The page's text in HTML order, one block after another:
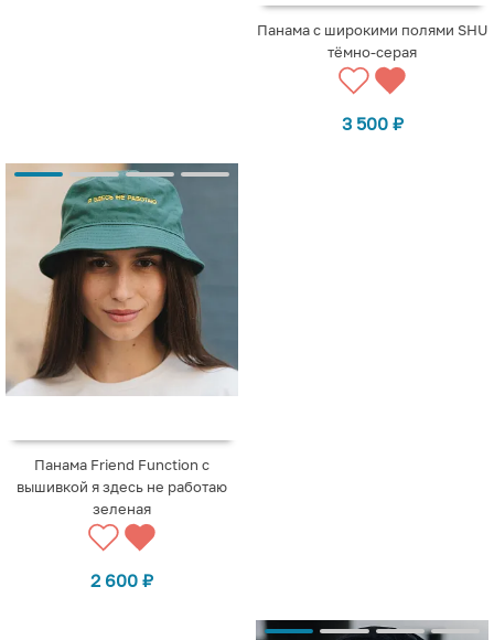
Панама с широкими полями SHU
тёмно-серая
3 500 ₽
Панама Friend Function с
вышивкой я здесь не работаю
зеленая
2 600 ₽